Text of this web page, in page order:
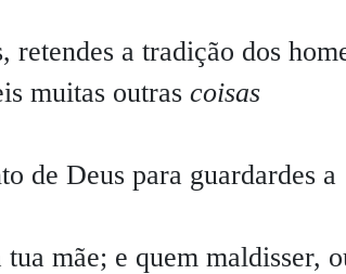
retendes a tradição dos
muitas outras coisas
de Deus para guardardes a
mãe; e quem maldisser,